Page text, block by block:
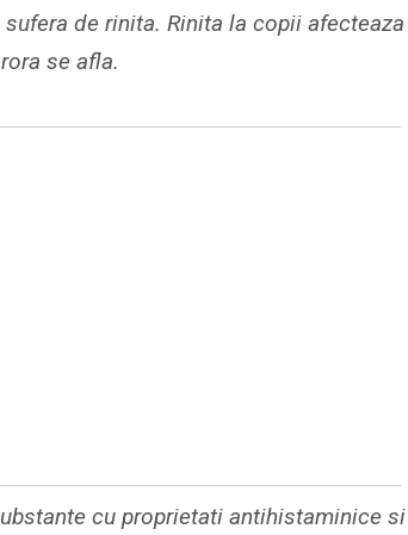
de rinita. Rinita la copii afecteaza
se afla.
cu proprietati antihistaminice si